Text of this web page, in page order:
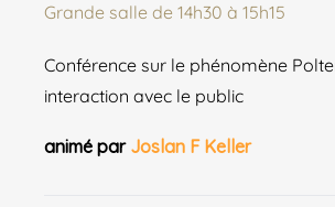
Grande salle de 14h30 à 15h15
Conférence sur le phénomène
interaction avec le public
animé par Joslan F Keller